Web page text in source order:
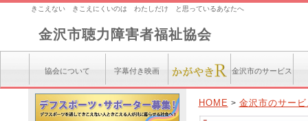
きこえない きこえにくいのは わたしだけ と思っているあなたへ
金沢市聴力障害者福祉協会
協会について 字幕付き映画 金沢市のサービス
HOME > 金沢市のサービ